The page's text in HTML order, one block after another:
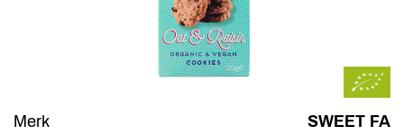
Merk
SWEET FA